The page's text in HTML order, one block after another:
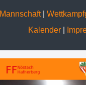
Mannschaft|
Kalender